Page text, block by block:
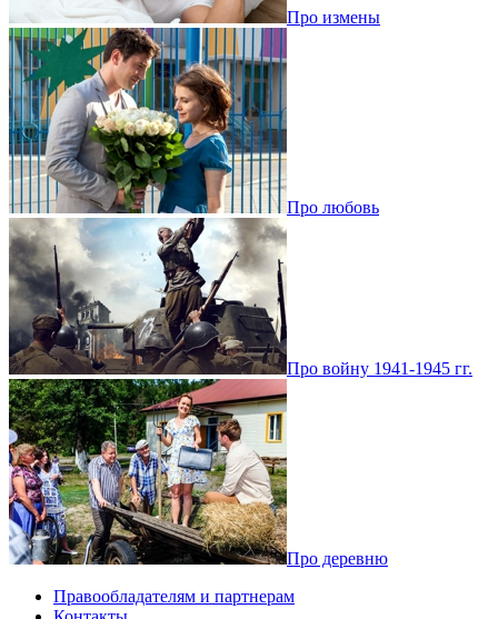
Про измены
Про любовь
Про войну 1941-1945 гг.
Про деревню
Правообладателям и партнерам